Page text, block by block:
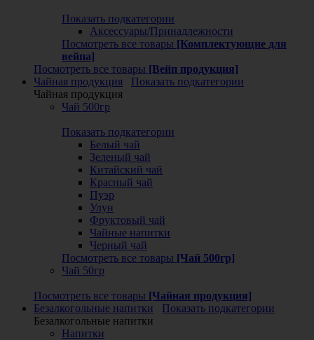
Показать подкатегории
Аксессуары/Принадлежности
Посмотреть все товары [Комплектующие для
вейпа]
Посмотреть все товары [Вейп продукция]
Чайная продукция
Показать подкатегории
Чайная продукция
Чай 500гр
Показать подкатегории
Белый чай
Зеленый чай
Китайский чай
Красный чай
Пуэр
Улун
Фруктовый чай
Чайные напитки
Черный чай
Посмотреть все товары [Чай 500гр]
Чай 50гр
Посмотреть все товары [Чайная продукция]
Безалкогольные напитки
Показать подкатегории
Безалкогольные напитки
Напитки